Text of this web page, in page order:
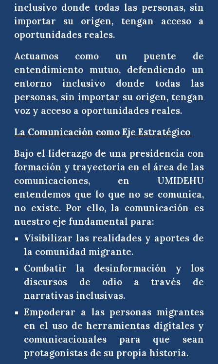
inclusivo donde todas las personas, sin
importar su origen, tengan acceso a
oportunidades reales.
Actuamos como un puente de
entendimiento mutuo, defendiendo un
entorno inclusivo donde todas las
personas, sin importar su origen, tengan
voz y acceso a oportunidades reales.
La Comunicación como Eje Estratégico
Bajo el liderazgo de una presidencia con
formación y trayectoria en el área de las
comunicaciones, en UMIDEHU
entendemos que lo que no se comunica,
no existe. Por ello, la comunicación es
nuestro eje fundamental para:
Visibilizar las realidades y aportes de
la comunidad migrante.
Combatir la desinformación y los
discursos de odio a través de
narrativas inclusivas.
Empoderar a las personas migrantes
en el uso de herramientas digitales y
comunicacionales para que sean
protagonistas de su propia historia.